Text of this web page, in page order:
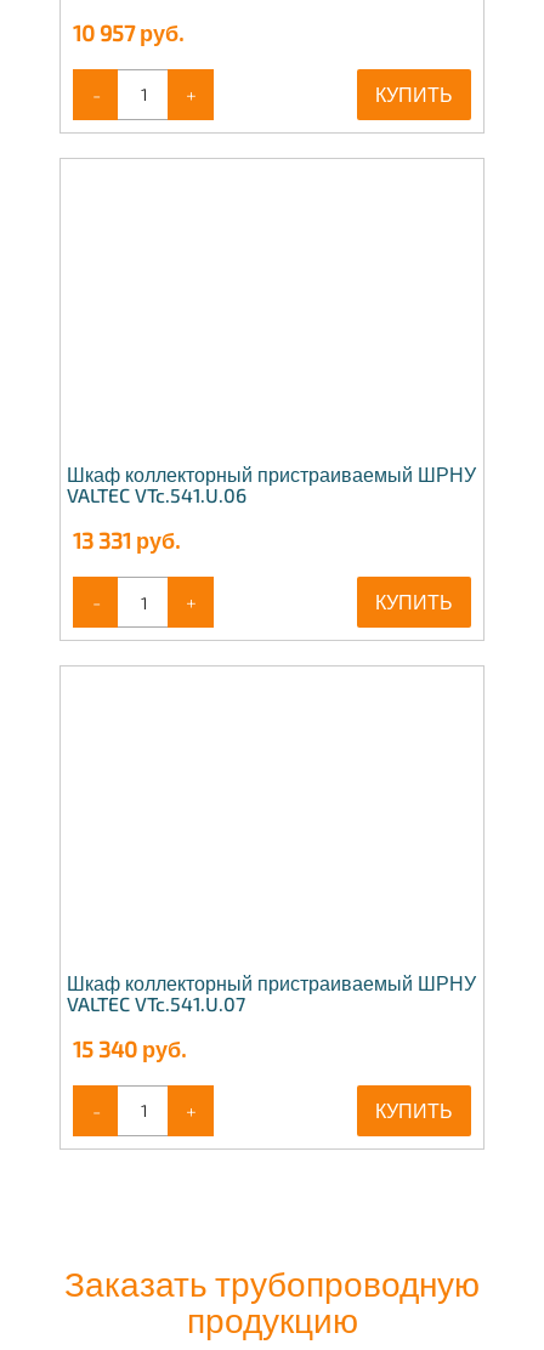
10 957руб.
- + КУПИТЬ
Шкаф коллекторный пристраиваемый ШРНУ
VALTEC VTc.541.U.06
13 331 руб.
- + КУПИТЬ
Шкаф коллекторный пристраиваемый ШРНУ
VALTEC VTc.541.U.07
15 340 руб.
- + КУПИТЬ
Заказать трубопроводную
продукцию